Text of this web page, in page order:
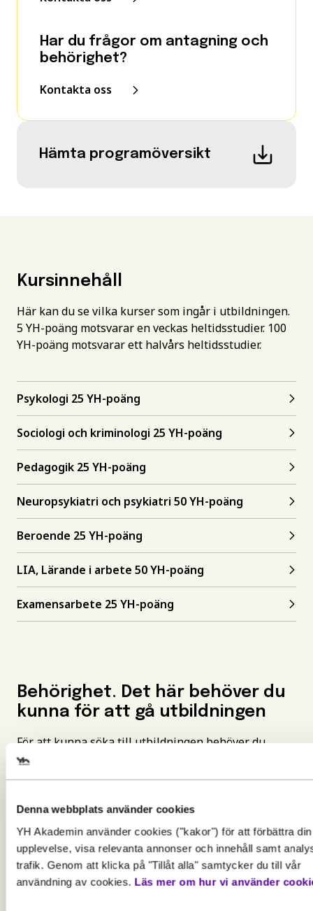
Denna webbplats använder cookies
YH Akademin använder cookies ("kakor") för att förbättra din
upplevelse, visa relevanta annonser och innehåll samt
trafik. Genom att klicka på "Tillåt alla" samtycker du till vår
användning av cookies. Läs mer om hur vi använder
Har du frågor om antagning och
behörighet?
Kontakta oss
Hämta programöversikt
Kursinnehåll
Här kan du se vilka kurser som ingår i utbildningen.
5 YH-poäng motsvarar en veckas heltidsstudier. 100
YH-poäng motsvarar ett halvårs heltidsstudier.
Psykologi 25 YH-poäng
Sociologi och kriminologi 25 YH-poäng
Pedagogik 25 YH-poäng
Neuropsykiatri och psykiatri 50 YH-poäng
Beroende 25 YH-poäng
LIA, Lärande i arbete 50 YH-poäng
Examensarbete 25 YH-poäng
Behörighet. Det här behöver du
kunna för att gå utbildningen
För att kunna söka till utbildningen behöver du
uppfylla grundläggande behörighetskrav. Det
kompetenser. Vissa utbildningar kan också ha
särskilda förkunskapskrav.
Vänligen notera: För att bli registrerad som
studerande på en YH-utbildning hos Myndigheten
för yrkeshögskolan krävs ett giltigt svenskt
Gör en intresseanmälan för att
mer information om den här
utbildningen
Behörighet. Det här behöver du